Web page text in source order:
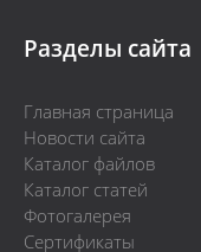
Разделы сайта
Главная страница
Новости сайта
Каталог файлов
Каталог статей
Фотогалерея
Сертификаты